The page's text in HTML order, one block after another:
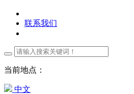
联系我们
当前地点：
中文